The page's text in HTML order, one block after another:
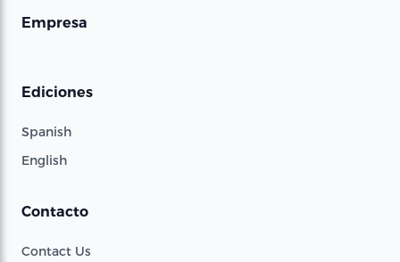
Empresa
Ediciones
Spanish
English
Contacto
Contact Us